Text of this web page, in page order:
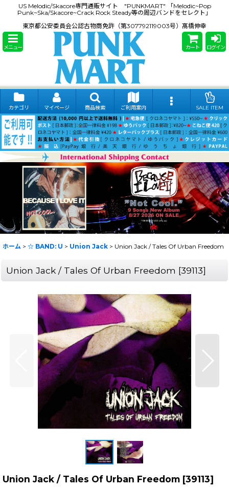
US Melodic/Skacore専門通販サイト "PUNKMART" 「Melodic~Pop
Punk~Ska/Skacore~Crack Rock Steady等の周辺バンドをセレクト」
東京都公安委員会公認古物商免許（第307792119003号）髙橋伸幸
メニュー カート ログイン
カテゴリ マイページ 商品検索 ご利用案内 SALE ITEM
ホーム > ☆ BAND: U > Union Jack > Union Jack / Tales Of Urban Freedom
Union Jack / Tales Of Urban Freedom [39113]
Union Jack / Tales Of Urban Freedom [39113]